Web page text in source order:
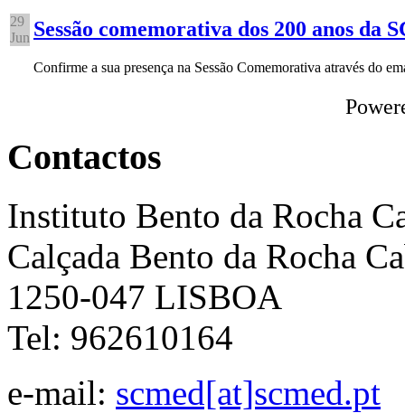
29
Jun Sessão comemorativa dos 200 anos da
Confirme a sua presença na Sessão Comemorativa através do
Contactos
Instituto Bento da Rocha
Calçada Bento da Rocha
1250-047 LISBOA
Tel: 962610164
e-mail: scmed[at]scmed.pt